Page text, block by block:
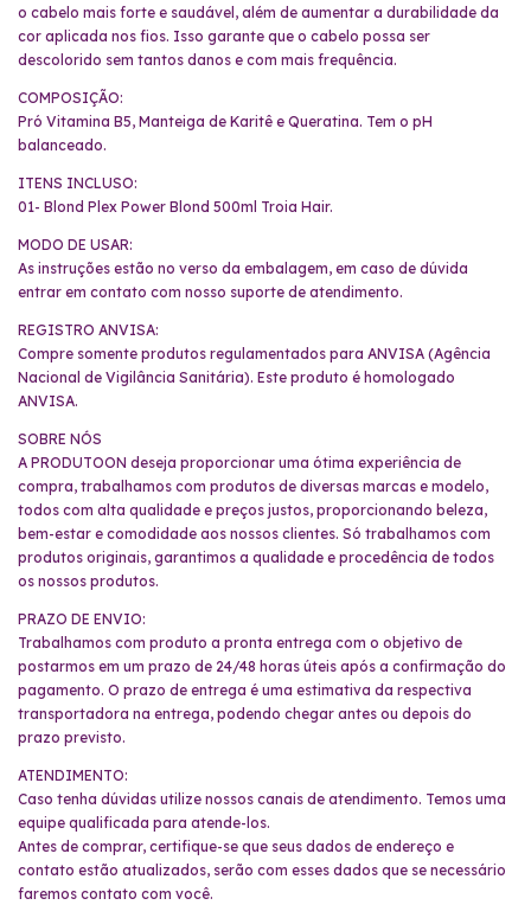
o cabelo mais forte e saudável, além de aumentar a durabilidade da
cor aplicada nos fios. Isso garante que o cabelo possa ser
descolorido sem tantos danos e com mais frequência.
COMPOSIÇÃO:
Pró Vitamina B5, Manteiga de Karitê e Queratina. Tem o pH
balanceado.
ITENS INCLUSO:
01- Blond Plex Power Blond 500ml Troia Hair.
MODO DE USAR:
As instruções estão no verso da embalagem, em caso de dúvida
entrar em contato com nosso suporte de atendimento.
REGISTRO ANVISA:
Compre somente produtos regulamentados para ANVISA (Agência
Nacional de Vigilância Sanitária). Este produto é homologado
ANVISA.
SOBRE NÓS
A PRODUTOON deseja proporcionar uma ótima experiência de
compra, trabalhamos com produtos de diversas marcas e modelo,
todos com alta qualidade e preços justos, proporcionando beleza,
bem-estar e comodidade aos nossos clientes. Só trabalhamos com
produtos originais, garantimos a qualidade e procedência de todos
os nossos produtos.
PRAZO DE ENVIO:
Trabalhamos com produto a pronta entrega com o objetivo de
postarmos em um prazo de 24/48 horas úteis após a confirmação do
pagamento. O prazo de entrega é uma estimativa da respectiva
transportadora na entrega, podendo chegar antes ou depois do
prazo previsto.
ATENDIMENTO:
Caso tenha dúvidas utilize nossos canais de atendimento. Temos uma
equipe qualificada para atende-los.
Antes de comprar, certifique-se que seus dados de endereço e
contato estão atualizados, serão com esses dados que se necessário
faremos contato com você.